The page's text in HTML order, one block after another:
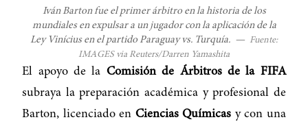
Iván Barton fue el primer árbitro en la historia de los
mundiales en expulsar a un jugador con la aplicación de la
Ley Vinícius en el partido Paraguay vs. Turquía. — Fuente:
IMAGES via Reuters/Darren Yamashita
El apoyo de la Comisión de Árbitros de la FIFA
subraya la preparación académica y profesional de
Barton, licenciado en Ciencias Químicas y con una